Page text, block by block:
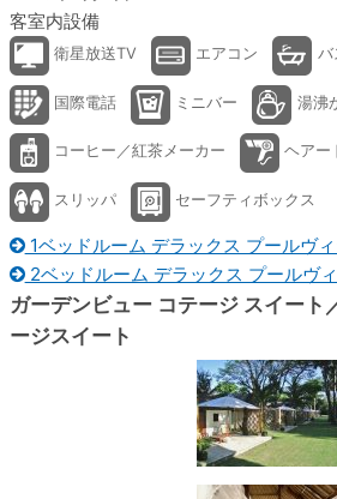
客室内設備
衛星放送TV エアコン
国際電話 ミニバー 湯沸
コーヒー／紅茶メーカー ヘアー
スリッパ セーフティボックス
1ベッドルーム デラックス プールヴ
2ベッドルーム デラックス プールヴ
ガーデンビュー コテージ スイート
ージスイート